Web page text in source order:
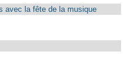
avec la fête de la musique